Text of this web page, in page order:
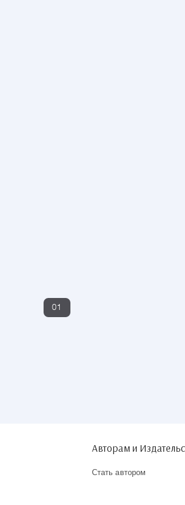
01
Авторам и
Стать автором